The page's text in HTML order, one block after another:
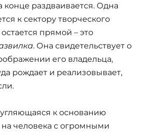
конце раздваивается. Одна
к сектору творческого
прямой – это
. Она свидетельствует о
его владельца,
рождает и реализовывает,
к основанию
на человека с огромными